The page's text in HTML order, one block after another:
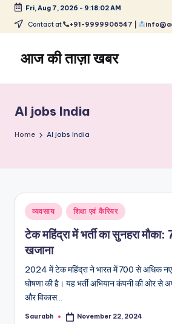
Skip
content
Fri, Aug 7, 2026 - 9:18:02 AM
Contact at +91-9999906547 |
आज की ताज़ा खबर
ताज़ा
समाचार
–
और
विश्व
AI jobs India
Home AI jobs India
Posted
in
व्यवसाय शिक्षा एवं कैरियर
टेक महिंद्रा में भर्ती का सुनहरा
खजाना
2024 में टेक महिंद्रा ने भारत में 700 से अधिक नए
घोषणा की है। यह भर्ती अभियान कंपनी की ओर से
और विकास…
Posted
Saurabh November 22, 2024